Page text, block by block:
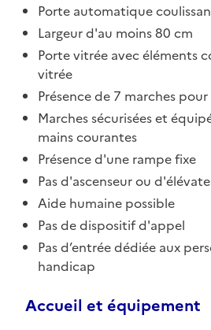
Porte automatique
Largeur d'au moins 80 cm
Porte vitrée avec éléments
vitrée
Présence de 7 marches
Marches sécurisées et
mains courantes
Présence d'une rampe fixe
Pas d'ascenseur ou
Aide humaine possible
Pas de dispositif d'appel
Pas d’entrée dédiée aux
handicap
Accueil et équipement